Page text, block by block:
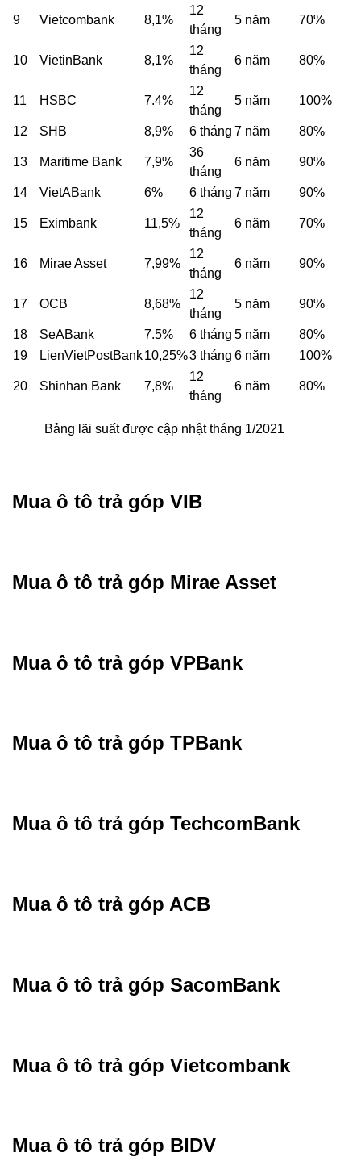
9 Vietcombank 8,1%
12
tháng
5 năm 70%
10 VietinBank 8,1%
12
tháng
6 năm 80%
11 HSBC 7.4%
12
tháng
5 năm 100%
12 SHB 8,9% 6 tháng 7 năm 80%
13 Maritime Bank 7,9%
36
tháng
6 năm 90%
14 VietABank 6% 6 tháng 7 năm 90%
15 Eximbank 11,5%
12
tháng
6 năm 70%
16 Mirae Asset 7,99%
12
tháng
6 năm 90%
17 OCB 8,68%
12
tháng
5 năm 90%
18 SeABank 7.5% 6 tháng 5 năm
80%
19
LienVietPostBank10,25%3 tháng 6 năm 100%
20 Shinhan Bank 7,8%
12
tháng
6 năm 80%
Bảng lãi suất được cập nhật tháng 1/2021
Mua ô tô trả góp VIB
Mua ô tô trả góp Mirae Asset
Mua ô tô trả góp VPBank
Mua ô tô trả góp TPBank
Mua ô tô trả góp TechcomBank
Mua ô tô trả góp ACB
Mua ô tô trả góp SacomBank
Mua ô tô trả góp Vietcombank
Mua ô tô trả góp BIDV